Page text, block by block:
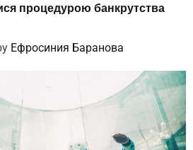
процедурою банкрутства
Ефросиния Баранова